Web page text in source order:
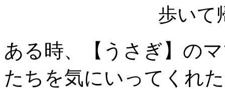
歩いて
ある時、【うさぎ】の
たちを気にいってくれ